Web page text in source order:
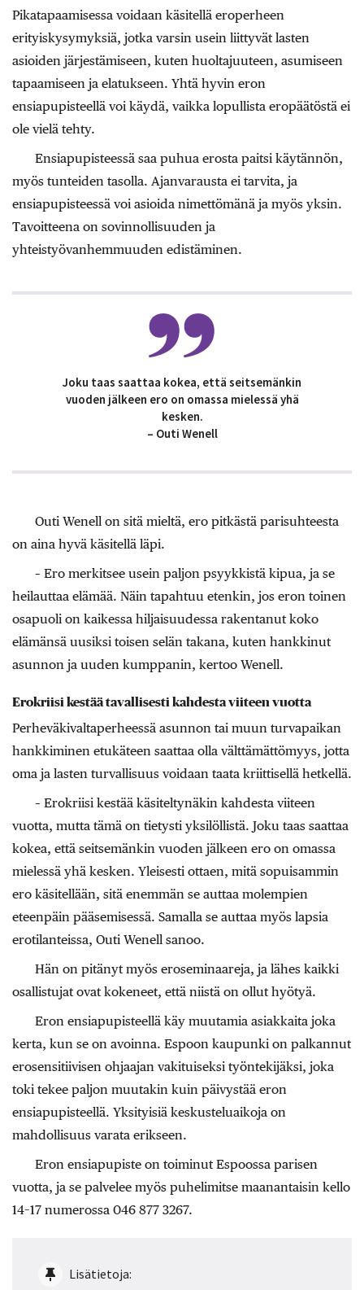
Pikatapaamisessa voidaan käsitellä eroperheen
erityiskysymyksiä, jotka varsin usein liittyvät lasten
asioiden järjestämiseen, kuten huoltajuuteen, asumiseen
tapaamiseen ja elatukseen. Yhtä hyvin eron
ensiapupisteellä voi käydä, vaikka lopullista eropäätöstä ei
ole vielä tehty.
Ensiapupisteessä saa puhua erosta paitsi käytännön,
myös tunteiden tasolla. Ajanvarausta ei tarvita, ja
ensiapupisteessä voi asioida nimettömänä ja myös yksin.
Tavoitteena on sovinnollisuuden ja
yhteistyövanhemmuuden edistäminen.
Joku taas saattaa kokea, että seitsemänkin
vuoden jälkeen ero on omassa mielessä yhä
kesken.
– Outi Wenell
Outi Wenell on sitä mieltä, ero pitkästä parisuhteesta
on aina hyvä käsitellä läpi.
– Ero merkitsee usein paljon psyykkistä kipua, ja se
heilauttaa elämää. Näin tapahtuu etenkin, jos eron toinen
osapuoli on kaikessa hiljaisuudessa rakentanut koko
elämänsä uusiksi toisen selän takana, kuten hankkinut
asunnon ja uuden kumppanin, kertoo Wenell.
Erokriisi kestää tavallisesti kahdesta viiteen vuotta
Perheväkivaltaperheessä asunnon tai muun turvapaikan
hankkiminen etukäteen saattaa olla välttämättömyys, jotta
oma ja lasten turvallisuus voidaan taata kriittisellä hetkellä.
– Erokriisi kestää käsiteltynäkin kahdesta viiteen
vuotta, mutta tämä on tietysti yksilöllistä. Joku taas saattaa
kokea, että seitsemänkin vuoden jälkeen ero on omassa
mielessä yhä kesken. Yleisesti ottaen, mitä sopuisammin
ero käsitellään, sitä enemmän se auttaa molempien
eteenpäin pääsemisessä. Samalla se auttaa myös lapsia
erotilanteissa, Outi Wenell sanoo.
Hän on pitänyt myös eroseminaareja, ja lähes kaikki
osallistujat ovat kokeneet, että niistä on ollut hyötyä.
Eron ensiapupisteellä käy muutamia asiakkaita joka
kerta, kun se on avoinna. Espoon kaupunki on palkannut
erosensitiivisen ohjaajan vakituiseksi työntekijäksi, joka
toki tekee paljon muutakin kuin päivystää eron
ensiapupisteellä. Yksityisiä keskusteluaikoja on
mahdollisuus varata erikseen.
Eron ensiapupiste on toiminut Espoossa parisen
vuotta, ja se palvelee myös puhelimitse maanantaisin kello
14–17 numerossa 046 877 3267.
Lisätietoja: